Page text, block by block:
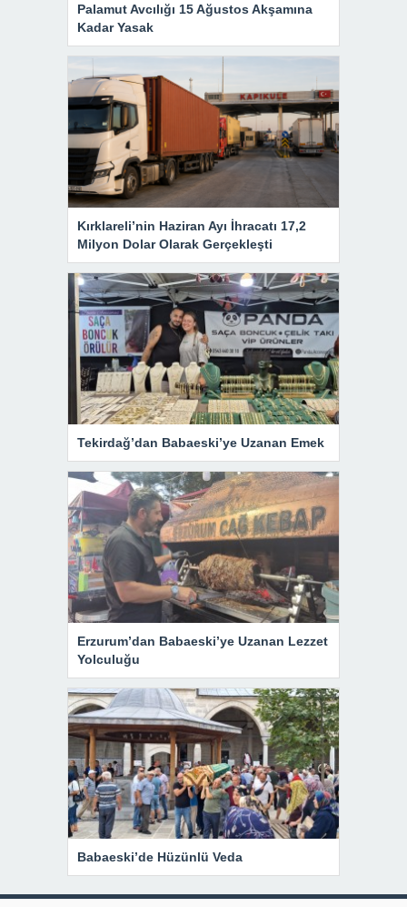
Palamut Avcılığı 15 Ağustos Akşamına
Kadar Yasak
Kırklareli’nin Haziran Ayı İhracatı 17,2
Milyon Dolar Olarak Gerçekleşti
Tekirdağ’dan Babaeski’ye Uzanan Emek
Erzurum’dan Babaeski’ye Uzanan Lezzet
Yolculuğu
Babaeski’de Hüzünlü Veda